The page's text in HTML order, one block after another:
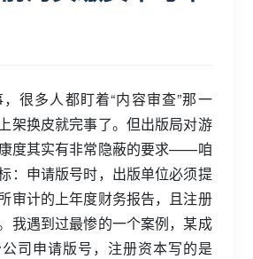
很多人都盯着“内容审查”那一
架换皮就完事了。但出版局对游
度其实有非常隐蔽的要求——咱
：申请版号时，出版单位必须提
审计的上年度财务报告，且注册
我遇到过最惨的一个案例，某成
司申请版号，注册资本写的是